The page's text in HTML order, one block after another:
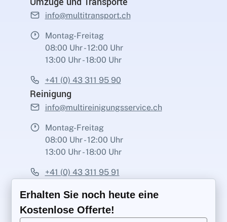
info@multitransport.ch
Montag-Freitag
08:00 Uhr - 12:00 Uhr
13:00 Uhr - 18:00 Uhr
+41 (0) 43 311 95 90
Reinigung
info@multireinigungsservice.ch
Montag-Freitag
08:00 Uhr - 12:00 Uhr
13:00 Uhr - 18:00 Uhr
+41 (0) 43 311 95 91
Erhalten Sie noch heute eine
Kostenlose Offerte!